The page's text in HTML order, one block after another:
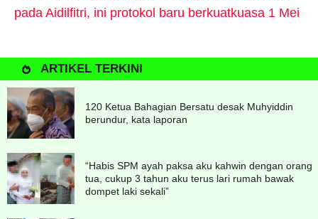
pada Aidilfitri, ini protokol baru berkuatkuasa 1 Mei
ARTIKEL TERKINI
120 Ketua Bahagian Bersatu desak Muhyiddin
berundur, kata laporan
“Habis SPM ayah paksa aku kahwin dengan orang
tua, cukup 3 tahun aku terus lari rumah bawak
dompet laki sekali”